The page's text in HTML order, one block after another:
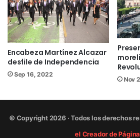
Encabeza Martínez Alcazar
desfile de Independencia
Sep 16, 2022
Nov
© Copyright 2026 · Todos los derechos
el Creador de